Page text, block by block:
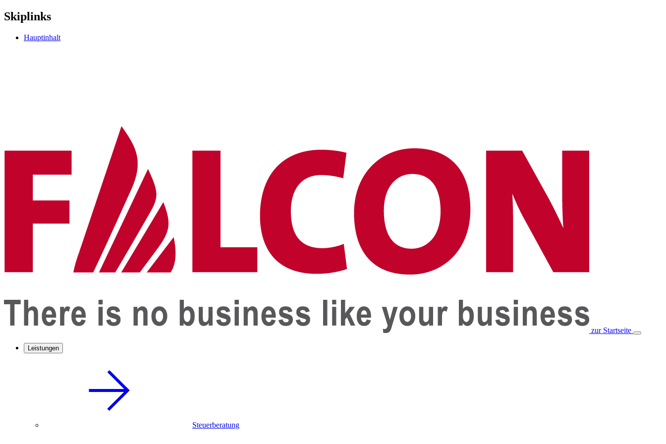
Skiplinks
Hauptinhalt
zur Startseite
Leistungen
Steuerberatung